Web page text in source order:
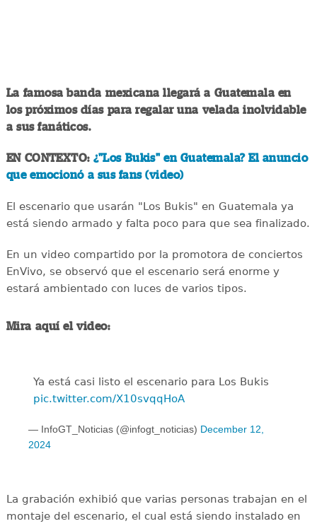
La famosa banda mexicana llegará a Guatemala en
los próximos días para regalar una velada inolvidable
a sus fanáticos.
EN CONTEXTO: ¿"Los Bukis" en Guatemala? El anuncio
que emocionó a sus fans (video)
El escenario que usarán "Los Bukis" en Guatemala ya
está siendo armado y falta poco para que sea finalizado.
En un video compartido por la promotora de conciertos
EnVivo, se observó que el escenario será enorme y
estará ambientado con luces de varios tipos.
Mira aquí el video:
Ya está casi listo el escenario para Los Bukis
pic.twitter.com/X10svqqHoA
— InfoGT_Noticias (@infogt_noticias) December 12,
2024
La grabación exhibió que varias personas trabajan en el
montaje del escenario, el cual está siendo instalado en